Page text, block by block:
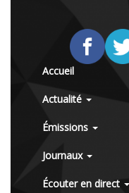
Accueil
Actualité
Émissions
Journaux
Écouter en direct